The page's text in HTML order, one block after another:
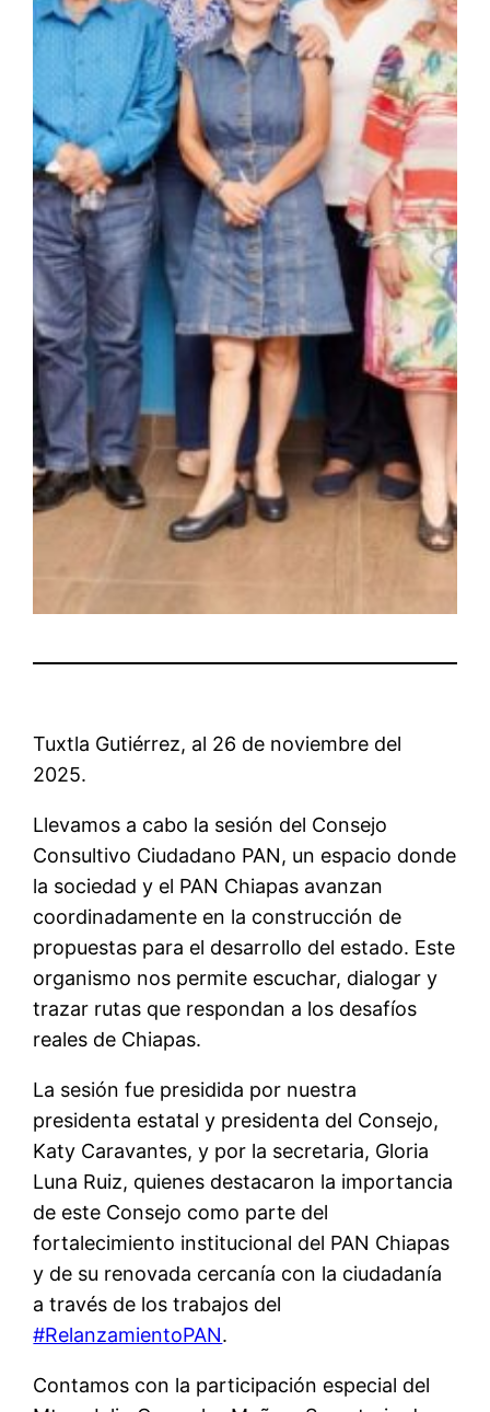
Tuxtla Gutiérrez, al 26 de noviembre del
2025.
Llevamos a cabo la sesión del Consejo
Consultivo Ciudadano PAN, un espacio donde
la sociedad y el PAN Chiapas avanzan
coordinadamente en la construcción de
propuestas para el desarrollo del estado. Este
organismo nos permite escuchar, dialogar y
trazar rutas que respondan a los desafíos
reales de Chiapas.
La sesión fue presidida por nuestra
presidenta estatal y presidenta del Consejo,
Katy Caravantes, y por la secretaria, Gloria
Luna Ruiz, quienes destacaron la importancia
de este Consejo como parte del
fortalecimiento institucional del PAN Chiapas
y de su renovada cercanía con la ciudadanía
a través de los trabajos del
#RelanzamientoPAN.
Contamos con la participación especial del